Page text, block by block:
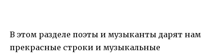
В этом разделе поэты и музыканты дарят нам
прекрасные строки и музыкальные